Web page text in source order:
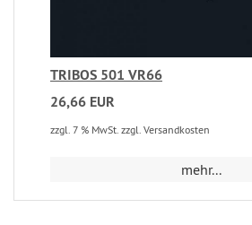
TRIBOS 501 VR66
26,66 EUR
zzgl. 7 % MwSt. zzgl. Versandkosten
mehr...